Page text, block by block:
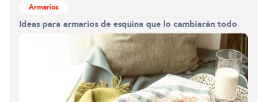
Armarios
Ideas para armarios de esquina que lo cambiarán todo